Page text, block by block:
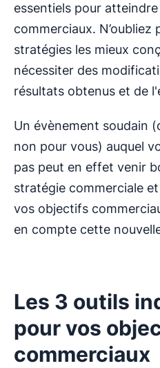
essentiels pour
commerciaux. N’oubliez
stratégies les mieux
nécessiter des
résultats obtenus et de
Un évènement soudain
non pour vous) auquel
pas peut en effet venir
stratégie commerciale
vos objectifs
en compte cette
Les 3 outils
pour vos
commerciaux